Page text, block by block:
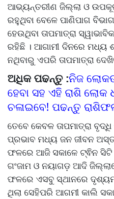
ଆଭ୍ୟନ୍ତରୀଣ ଜିଲ୍ଲା ଓ
ରହୁଥିବା ବେଳେ ପାଣିପାଗ
ହେଉଥିବା ତାପମାତ୍ରା
ରହିଛି । ଆଗାମୀ ଦିନରେ ମଧ୍ୟ
ନଥିବାରୁ ଏପରି ତାପମାତ୍ରା
ଅଧିକ ପଢନ୍ତୁ :ନିଜ
ହେବା ସହ ଏହି ରାଶି
ଚଳାଇବେ! ପଢନ୍ତୁ
ତେବେ କେବଳ ତାପମାତ୍ରା
ପ୍ରଭାବ ମଧ୍ୟ ଜନ ଜୀବନ
ଫଳରେ ଆଜି ସକାଳେ ଟ୍ଵିନ
ଗଂଜାମ ଓ ନୟାଗଡ଼ ଆଦି
ଫଳରେ ଏସବୁ ସ୍ଥାନରେ
ଥିଲା ସେହିପରି ଆଗମୀ କାଲି